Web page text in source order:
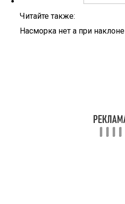
Читайте также:
Насморка нет а при